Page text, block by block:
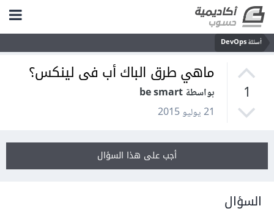
أسئلة DevOps
1
ماهي طرق الباك أب فى لينكس؟
بواسطة be smart
21 يوليو 2015
أجب على هذا السؤال
السؤال